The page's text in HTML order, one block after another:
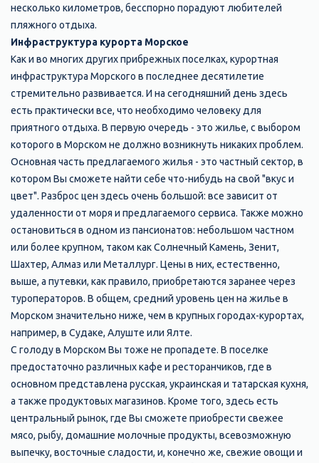
несколько километров, бесспорно порадуют любителей
пляжного отдыха.
Инфраструктура курорта Морское
Как и во многих других прибрежных поселках, курортная
инфраструктура Морского в последнее десятилетие
стремительно развивается. И на сегодняшний день здесь
есть практически все, что необходимо человеку для
приятного отдыха. В первую очередь - это жилье, с выбором
которого в Морском не должно возникнуть никаких проблем.
Основная часть предлагаемого жилья - это частный сектор, в
котором Вы сможете найти себе что-нибудь на свой "вкус и
цвет". Разброс цен здесь очень большой: все зависит от
удаленности от моря и предлагаемого сервиса. Также можно
остановиться в одном из пансионатов: небольшом частном
или более крупном, таком как Солнечный Камень, Зенит,
Шахтер, Алмаз или Металлург. Цены в них, естественно,
выше, а путевки, как правило, приобретаются заранее через
туроператоров. В общем, средний уровень цен на жилье в
Морском значительно ниже, чем в крупных городах-курортах,
например, в Судаке, Алуште или Ялте.
С голоду в Морском Вы тоже не пропадете. В поселке
предостаточно различных кафе и ресторанчиков, где в
основном представлена русская, украинская и татарская кухня,
а также продуктовых магазинов. Кроме того, здесь есть
центральный рынок, где Вы сможете приобрести свежее
мясо, рыбу, домашние молочные продукты, всевозможную
выпечку, восточные сладости, и, конечно же, свежие овощи и